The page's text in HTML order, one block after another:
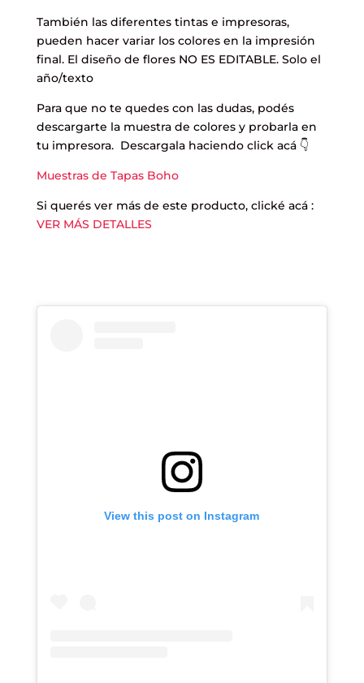
También las diferentes tintas e impresoras,
pueden hacer variar los colores en la impresión
final. El diseño de flores NO ES EDITABLE. Solo el
año/texto
Para que no te quedes con las dudas, podés
descargarte la muestra de colores y probarla en
tu impresora. Descargala haciendo click acá 👇
Muestras de Tapas Boho
Si querés ver más de este producto, clické acá :
VER MÁS DETALLES
View this post on Instagram